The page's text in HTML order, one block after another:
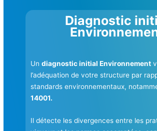
Diagnostic
Undiagnostic initial Environnement
l’adéquation de votre structure par
standards environnementaux,
14001.
Il détecte les divergences entre les